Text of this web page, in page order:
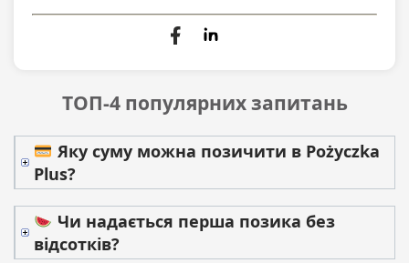
ТОП-4 популярних запитань
Яку суму можна позичити в Pożyczka
Plus?
Чи надається перша позика без
відсотків?